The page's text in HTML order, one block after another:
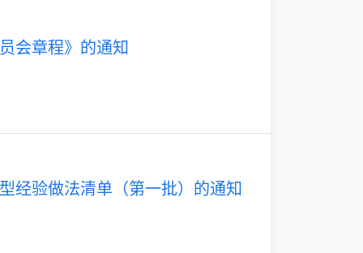
会章程》的通知
经验做法清单（第一批）的通知